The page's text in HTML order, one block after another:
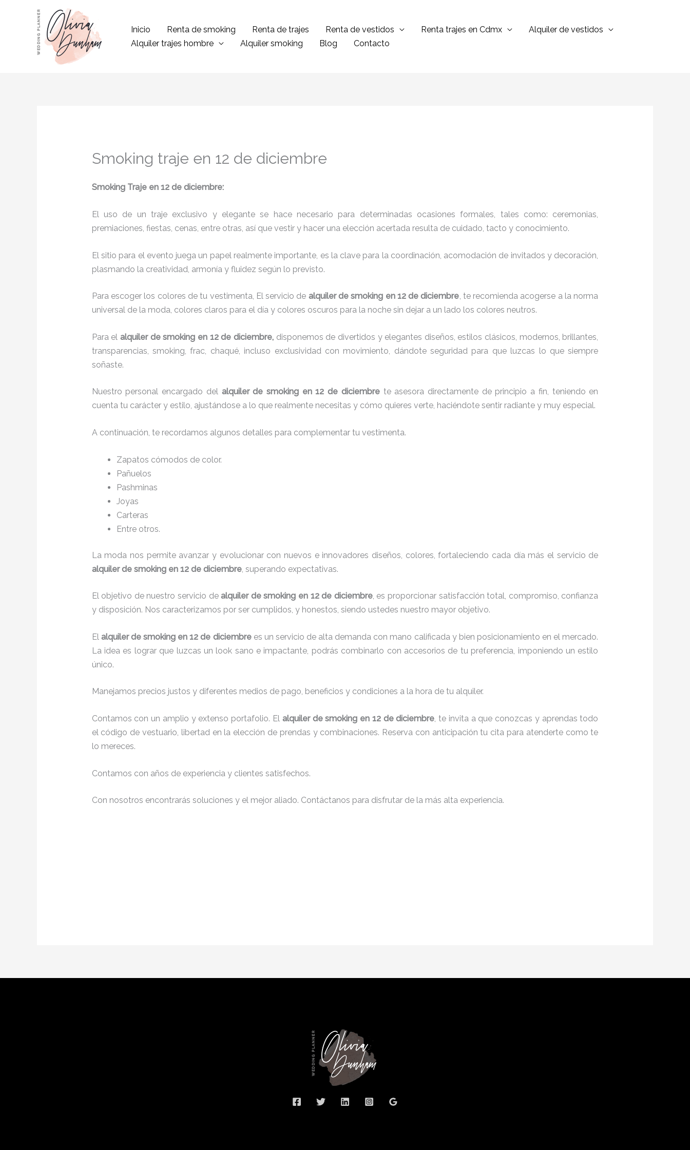
contenido
Inicio Renta de smoking Renta de trajes Renta de vestidos Renta trajes en Cdmx
Alquiler de vestidos
Alquiler trajes hombre
Alquiler smoking Blog Contacto
Smoking traje en 12 de diciembre
Smoking Traje en 12 de diciembre:
El uso de un traje exclusivo y elegante se hace necesario para determinadas ocasiones formales, tales como: ceremonias,
premiaciones, fiestas, cenas, entre otras, así que vestir y hacer una elección acertada resulta de cuidado, tacto y conocimiento.
El sitio para el evento juega un papel realmente importante, es la clave para la coordinación, acomodación de invitados y decoración,
plasmando la creatividad, armonía y fluidez según lo previsto.
Para escoger los colores de tu vestimenta, El servicio de alquiler de smoking en 12 de diciembre, te recomienda acogerse a la norma
universal de la moda, colores claros para el día y colores oscuros para la noche sin dejar a un lado los colores neutros.
Para elalquiler de smoking en 12 de diciembre, disponemos de divertidos y elegantes diseños, estilos clásicos, modernos, brillantes,
transparencias, smoking, frac, chaqué, incluso exclusividad con movimiento, dándote seguridad para que luzcas lo que siempre
soñaste.
Nuestro personal encargado del alquiler de smoking en 12 de diciembrete asesora directamente de principio a fin, teniendo en
cuenta tu carácter y estilo, ajustándose a lo que realmente necesitas y cómo quieres verte, haciéndote sentir radiante y muy especial.
A continuación, te recordamos algunos detalles para complementar tu vestimenta.
Zapatos cómodos de color.
Pañuelos
Pashminas
Joyas
Carteras
Entre otros.
La moda nos permite avanzar y evolucionar con nuevos e innovadores diseños, colores, fortaleciendo cada día más el servicio de
alquiler de smoking en 12 de diciembre, superando expectativas.
El objetivo de nuestro servicio dealquiler de smoking en 12 de diciembre, es proporcionar satisfacción total, compromiso, confianza
y disposición. Nos caracterizamos por ser cumplidos, y honestos, siendo ustedes nuestro mayor objetivo.
El alquiler de smoking en 12 de diciembre es un servicio de alta demanda con mano calificada y bien posicionamiento en el mercado.
La idea es lograr que luzcas un look sano e impactante, podrás combinarlo con accesorios de tu preferencia, imponiendo un estilo
único.
Manejamos precios justos y diferentes medios de pago, beneficios y condiciones a la hora de tu alquiler.
Contamos con un amplio y extenso portafolio. El alquiler de smoking en 12 de diciembre, te invita a que conozcas y aprendas todo
el código de vestuario, libertad en la elección de prendas y combinaciones. Reserva con anticipación tu cita para atenderte como te
lo mereces.
Contamos con años de experiencia y clientes satisfechos.
Con nosotros encontrarás soluciones y el mejor aliado. Contáctanos para disfrutar de la más alta experiencia.